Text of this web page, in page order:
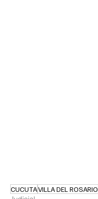
CUCUTAVILLA DEL ROSARIO